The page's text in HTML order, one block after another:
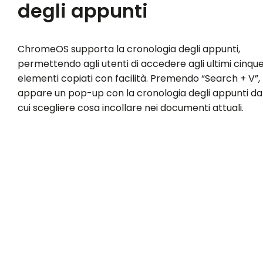
degli appunti
ChromeOS supporta la cronologia degli appunti,
permettendo agli utenti di accedere agli ultimi
elementi copiati con facilità. Premendo “Search + V”,
appare un pop-up con la cronologia degli appunti da
cui scegliere cosa incollare nei documenti attuali.